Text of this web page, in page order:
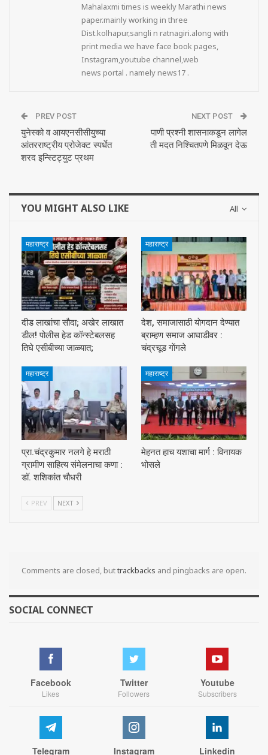
Mahalaxmi times is weekly Marathi news
paper.mainly working in three
Dist.kolhapur,sangli n ratnagiri.along with
print media we have face book pages,
Instagram,youtube channel,web
news portal . namely news17 .
PREV POST
युनेस्को व आयएनसीसीयुच्या
आंतरराष्ट्रीय प्रोजेक्ट स्पर्धेत
शरद इन्स्टिट्युट प्रथम
NEXT POST
पाणी प्रश्नी शासनाकडून लागेल
ती मदत निश्‍चितपणे मिळवून देऊ
All
YOU MIGHT ALSO LIKE
महाराष्ट्र
दीड लाखांचा सौदा; अखेर लाखात
डील! पोलीस हेड कॉन्स्टेबलसह
तिघे एसीबीच्या जाळ्यात;
महाराष्ट्र
देश, समाजासाठी याेगदान देण्यात
ब्राम्हण समाज आघाडीवर :
चंद्रचूड गाेंगले
महाराष्ट्र
प्रा.चंद्रकुमार नलगे हे मराठी
ग्रामीण साहित्य संमेलनाचा कणा :
डॉ. शशिकांत चौधरी
महाराष्ट्र
मेहनत हाच यशाचा मार्ग : विनायक
भोसले
PREV NEXT
Comments are closed, buttrackbacks and pingbacks are open.
SOCIAL CONNECT
Facebook
Likes
Twitter
Followers
Youtube
Subscribers
Telegram Instagram Linkedin